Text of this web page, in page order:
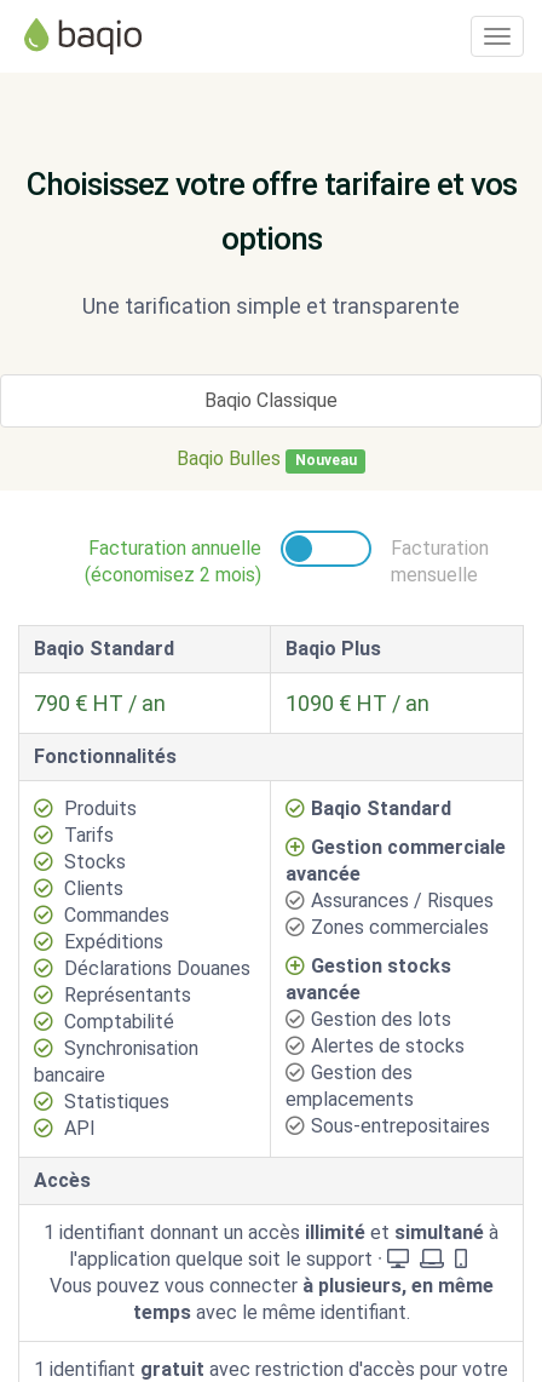
Choisissez votre offre tarifaire et vos
options
Une tarification simple et transparente
Baqio Classique
Baqio Bulles Nouveau
Facturation annuelle
(économisez 2 mois)
Facturation
mensuelle
Baqio Standard Baqio Plus
790 € HT / an 1090 € HT / an
Fonctionnalités
Produits
Tarifs
Stocks
Clients
Commandes
Expéditions
Déclarations Douanes
Représentants
Comptabilité
Synchronisation
bancaire
Statistiques
API
Baqio Standard
Gestion commerciale
avancée
Assurances / Risques
Zones commerciales
Gestion stocks
avancée
Gestion des lots
Alertes de stocks
Gestion des
emplacements
Sous-entrepositaires
Accès
1 identifiant donnant un accès illimité et simultané à
l'application quelque soit le support ·
Vous pouvez vous connecter à plusieurs, en même
tempsavec le même identifiant.
1 identifiant gratuit avec restriction d'accès pour votre